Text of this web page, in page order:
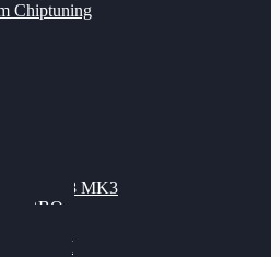
Chiptuning
R35 3.8 MK3
2.0TDI